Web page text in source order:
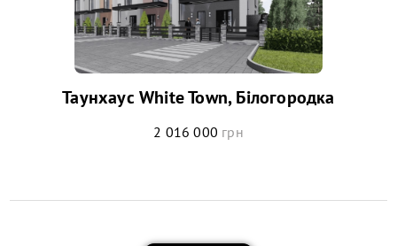
Таунхаус White Town, Білогородка
2 016 000 грн